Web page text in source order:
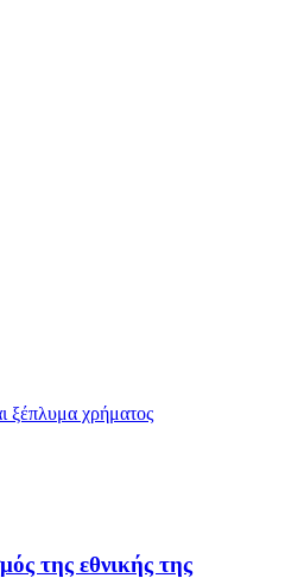
ξέπλυμα χρήματος
της εθνικής της